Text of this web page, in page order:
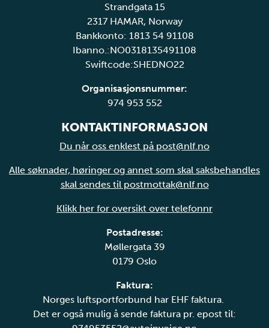
Strandgata 15
2317 HAMAR, Norway
Bankkonto: 1813 54 91108
Ibanno.:NO0318135491108
Swiftcode:SHEDNO22
Organisasjonsnummer:
974 953 552
KONTAKTINFORMASJON
Du når oss enklest på post@nlf.no
Alle søknader, høringer og annet som skal saksbehandles
skal sendes til postmottak@nlf.no
Klikk her for oversikt over telefonnr
Postadresse:
Møllergata 39
0179 Oslo
Faktura:
Norges luftsportforbund har EHF faktura.
Det er også mulig å sende faktura pr. epost til: